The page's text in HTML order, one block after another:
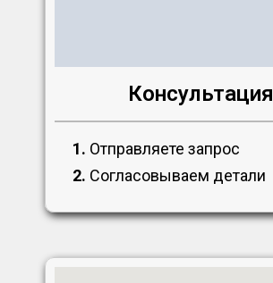
Консультация
1. Отправляете запрос
2. Согласовываем детали